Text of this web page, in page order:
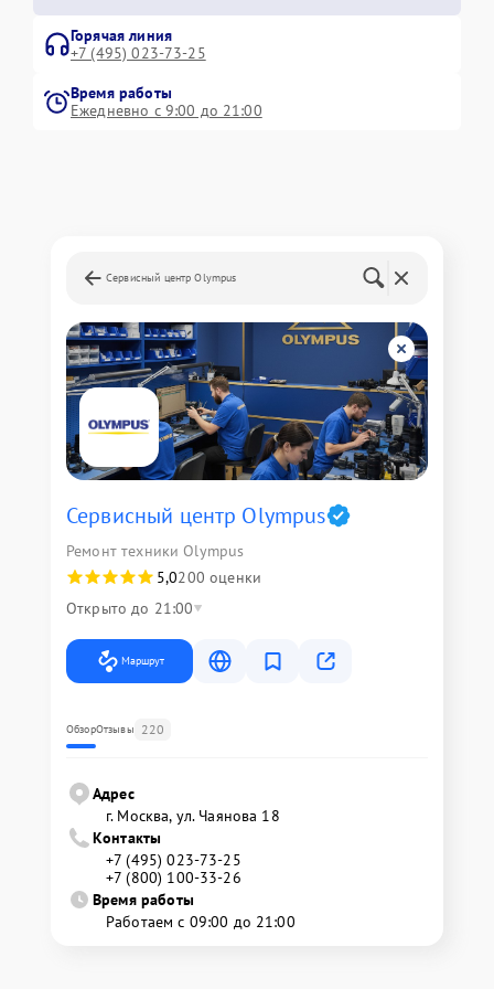
Горячая линия
+7 (495) 023-73-25
Время работы
Ежедневно с 9:00 до 21:00
Сервисный центр Olympus
Сервисный центр Olympus
Ремонт техники Olympus
5,0200 оценки
Открыто до 21:00
Маршрут
ОбзорОтзывы 220
Адрес
г. Москва, ул. Чаянова 18
Контакты
+7 (495) 023-73-25
+7 (800) 100-33-26
Время работы
Работаем с 09:00 до 21:00